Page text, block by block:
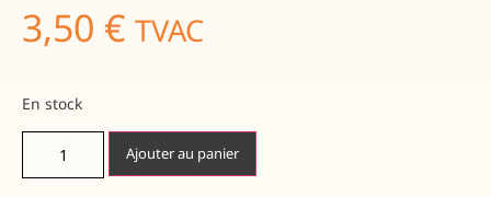
3,50 € TVAC
En stock
Ajouter au panier